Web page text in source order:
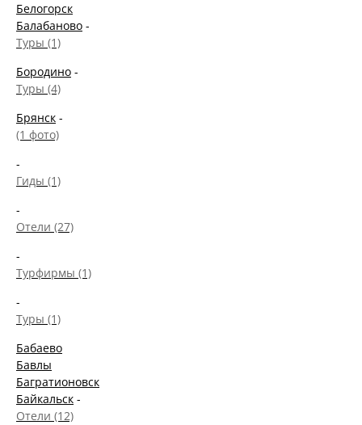
Белогорск
Балабаново -
Туры (1)
Бородино -
Туры (4)
Брянск -
(1 фото)
-
Гиды (1)
-
Отели (27)
-
Турфирмы (1)
-
Туры (1)
Бабаево
Бавлы
Багратионовск
Байкальск -
Отели (12)